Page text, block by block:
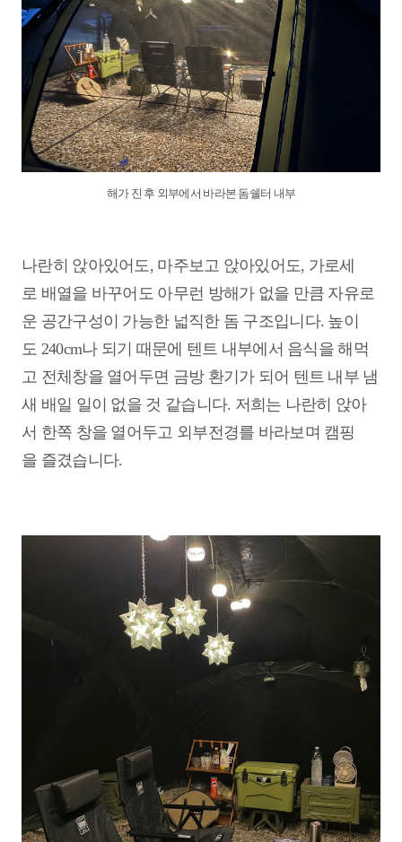
해가 진 후 외부에서 바라본 돔쉘터 내부
나란히 앉아있어도, 마주보고 앉아있어도, 가로세
로 배열을 바꾸어도 아무런 방해가 없을 만큼 자유로
운 공간구성이 가능한 넓직한 돔 구조입니다. 높이
도 240cm나 되기 때문에 텐트 내부에서 음식을 해먹
고 전체창을 열어두면 금방 환기가 되어 텐트 내부 냄
새 배일 일이 없을 것 같습니다. 저희는 나란히 앉아
서 한쪽 창을 열어두고 외부전경를 바라보며 캠핑
을 즐겼습니다.